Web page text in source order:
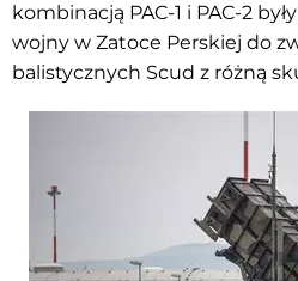
kombinacją PAC-1 i PAC-2
wojny w Zatoce Perskiej do
balistycznych Scud z różną